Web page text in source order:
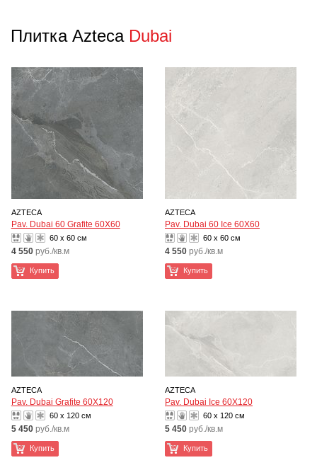
Плитка Azteca Dubai
AZTECA
Pav. Dubai 60 Grafite 60X60
60 x 60 см
4 550 руб./кв.м
Купить
AZTECA
Pav. Dubai 60 Ice 60X60
60 x 60 см
4 550 руб./кв.м
Купить
AZTECA
Pav. Dubai Grafite 60X120
60 x 120 см
5 450 руб./кв.м
Купить
AZTECA
Pav. Dubai Ice 60X120
60 x 120 см
5 450 руб./кв.м
Купить